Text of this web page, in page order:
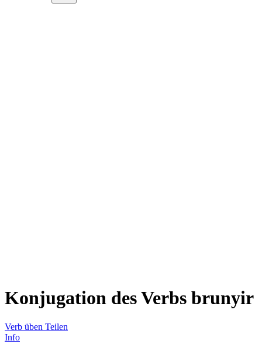
Konjugation des Verbs brunyir
Verb üben Teilen
Info